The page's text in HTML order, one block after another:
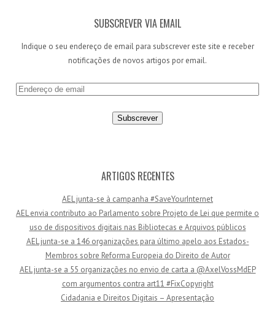
SUBSCREVER VIA EMAIL
Indique o seu endereço de email para subscrever este site e receber
notificações de novos artigos por email.
E
e
ARTIGOS RECENTES
AEL junta-se à campanha #SaveYourInternet
AEL envia contributo ao Parlamento sobre Projeto de Lei que permite o
uso de dispositivos digitais nas Bibliotecas e Arquivos públicos
AEL junta-se a 146 organizações para último apelo aos Estados-
Membros sobre Reforma Europeia do Direito de Autor
AEL junta-se a 55 organizações no envio de carta a @AxelVossMdEP
com argumentos contra art11 #FixCopyright
Cidadania e Direitos Digitais – Apresentação